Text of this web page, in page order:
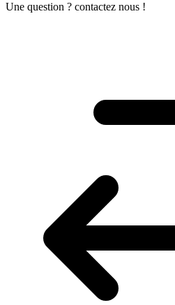
Une question ? contactez nous !